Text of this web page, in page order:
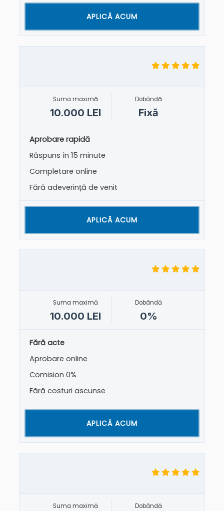
APLICĂ ACUM
Suma maximă
10.000 LEI
Dobândă
Fixă
Aprobare rapidă
Răspuns în 15 minute
Completare online
Fără adeverință de venit
APLICĂ ACUM
Suma maximă
10.000 LEI
Dobândă
0%
Fără acte
Aprobare online
Comision 0%
Fără costuri ascunse
APLICĂ ACUM
Suma maximă Dobândă